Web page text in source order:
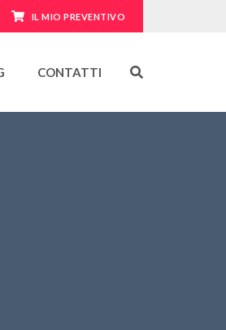
IL MIO PREVENTIVO
CONTATTI